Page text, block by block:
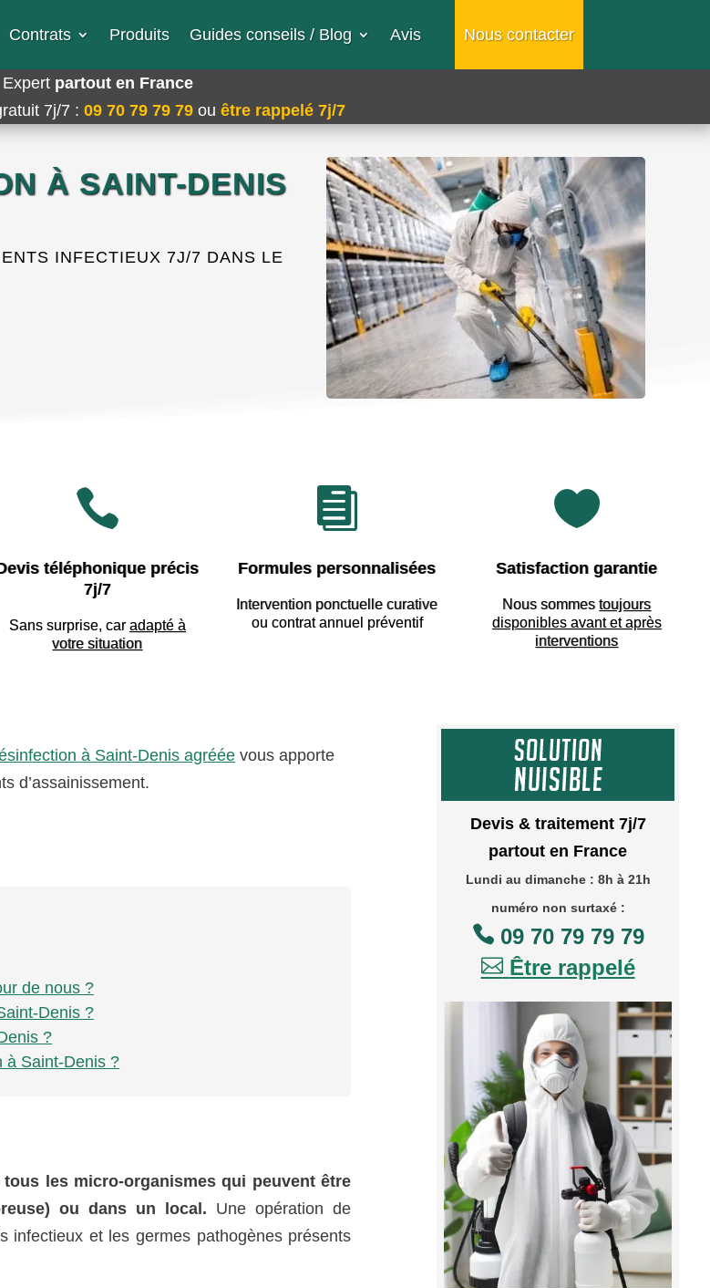
Contrats Produits Guides conseils / Blog Avis Nous contacter
Expert partout en France
7j/7 : 09 70 79 79 79 ou être rappelé 7j/7
À SAINT-DENIS
INFECTIEUX 7J/7 DANS LE

téléphonique précis
7j/7
Sans surprise, car adapté à
votre situation

Formules personnalisées
Intervention ponctuelle curative
ou contrat annuel préventif

Satisfaction garantie
Nous sommestoujours
disponibles avant et après
interventions
à Saint-Denis agréée vous apporte
d’assainissement.
de nous ?
Denis ?
?
à Saint-Denis ?
les micro-organismes qui peuvent être
ou dans un local. Une opération de
infectieux et les germes pathogènes présents
Devis & traitement 7j/7
partout en France
Lundi au dimanche : 8h à 21h
numéro non surtaxé :
09 70 79 79 79
 Être rappelé